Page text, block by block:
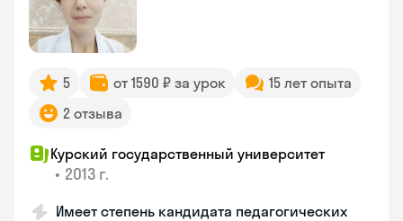
5 от 1590 ₽ за урок
15 лет опыта
2 отзыва
Курский государственный университет
• 2013 г.
Имеет степень кандидата педагогических